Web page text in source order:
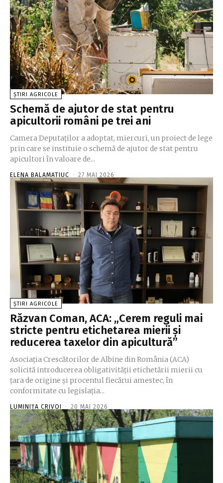
ȘTIRI AGRICOLE
Schemă de ajutor de stat pentru
apicultorii români pe trei ani
Camera Deputaților a adoptat, miercuri, un proiect de lege
prin care se instituie o schemă de ajutor de stat pentru
apicultori în valoare de...
ELENA BALAMATIUC - 27 MAI 2026
ȘTIRI AGRICOLE
Răzvan Coman, ACA: „Cerem reguli mai
stricte pentru etichetarea mierii și
reducerea taxelor din apicultură”
Asociaţia Crescătorilor de Albine din România (ACA)
solicită introducerea obligativităţii etichetării mierii cu
ţara de origine şi procentul fiecărui amestec, în
conformitate cu legislaţia...
LUMINIȚA CRIVOI - 20 MAI 2026